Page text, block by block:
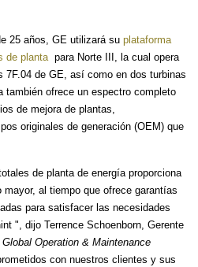
25 años, GE utilizará su plataforma
de plantapara Norte III, la cual opera
7F.04 de GE, así como en dos turbinas
también ofrece un espectro completo
de mejora de plantas,
originales de generación (OEM) que
de planta de energía proporciona
al tiempo que ofrece garantías
para satisfacer las necesidades
", dijo Terrence Schoenborn, Gerente
Operation & Maintenance
con nuestros clientes y sus